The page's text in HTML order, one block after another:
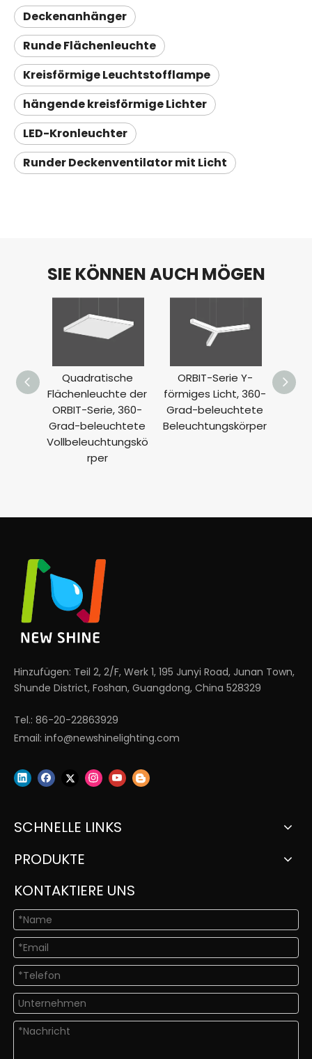
Deckenanhänger
Runde Flächenleuchte
Kreisförmige Leuchtstofflampe
hängende kreisförmige Lichter
LED-Kronleuchter
Runder Deckenventilator mit Licht
SIE KÖNNEN AUCH MÖGEN
Quadratische
Flächenleuchte der
ORBIT-Serie, 360-
Grad-beleuchtete
Vollbeleuchtungskö
rper
ORBIT-Serie Y-
förmiges Licht, 360-
Grad-beleuchtete
Beleuchtungskörper
Hinzufügen: Teil 2, 2/F, Werk 1, 195 Junyi Road, Junan Town,
Shunde District, Foshan, Guangdong, China 528329
Tel.: 86-20-22863929
Email: info@newshinelighting.com
SCHNELLE LINKS
PRODUKTE
KONTAKTIERE UNS